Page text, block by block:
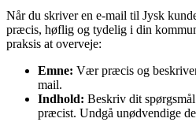
Når du skriver en e-mail til Jysk
præcis, høflig og tydelig i din
praksis at overveje:
Emne: Vær præcis og
mail.
Indhold: Beskriv dit
præcist. Undgå unødvendige